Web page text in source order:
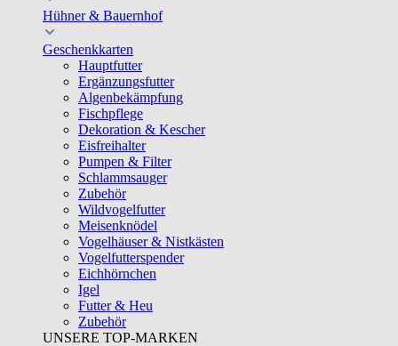
Hühner & Bauernhof
Geschenkkarten
Hauptfutter
Ergänzungsfutter
Algenbekämpfung
Fischpflege
Dekoration & Kescher
Eisfreihalter
Pumpen & Filter
Schlammsauger
Zubehör
Wildvogelfutter
Meisenknödel
Vogelhäuser & Nistkästen
Vogelfutterspender
Eichhörnchen
Igel
Futter & Heu
Zubehör
UNSERE TOP-MARKEN